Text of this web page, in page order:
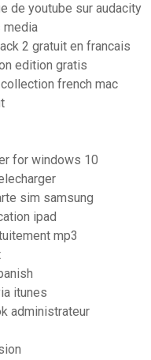
de youtube sur audacity
media
2 gratuit en francais
edition gratis
french mac
for windows 10
sim samsung
ipad
mp3
itunes
administrateur